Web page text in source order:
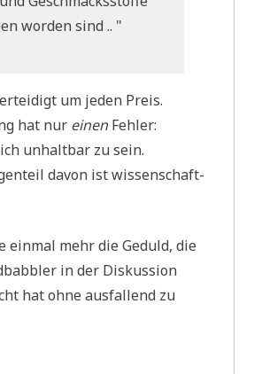
wor­den sind .. "
um jeden Preis.
hat nur einen Fehler:
unhalt­bar zu sein.
davon ist wis­sen­schaft­
ein­mal mehr die Geduld, die
in der Dis­kus­si­on
hat ohne aus­fal­lend zu